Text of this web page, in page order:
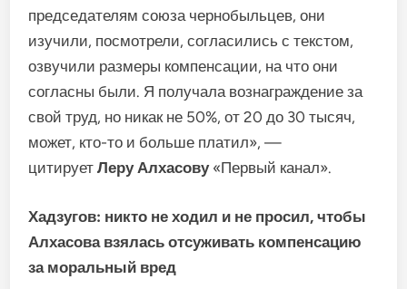
председателям союза чернобыльцев, они
изучили, посмотрели, согласились с текстом,
озвучили размеры компенсации, на что они
согласны были. Я получала вознаграждение за
свой труд, но никак не 50%, от 20 до 30 тысяч,
может, кто-то и больше платил», —
цитируетЛеру Алхасову«Первый канал».
Хадзугов: никто не ходил и не просил, чтобы
Алхасова взялась отсуживать компенсацию
за моральный вред